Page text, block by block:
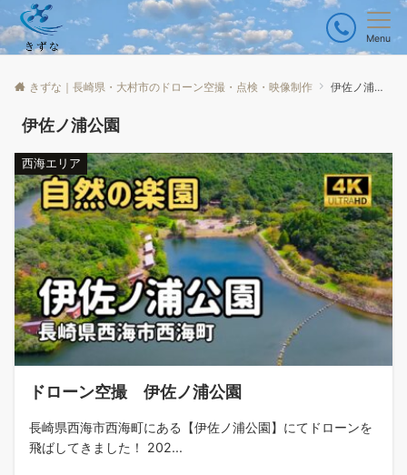
Menu
きずな｜長崎県・大村市のドローン空撮・点検・映像制作 伊佐ノ浦公園
伊佐ノ浦公園
西海エリア
ドローン空撮 伊佐ノ浦公園
長崎県西海市西海町にある【伊佐ノ浦公園】にてドローンを
飛ばしてきました！ 202...